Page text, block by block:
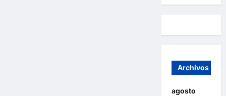
Archivos
agosto